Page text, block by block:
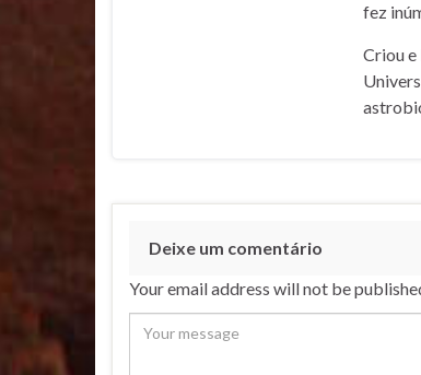
fez
Criou e
Deixe um comentário
Your email address will not be